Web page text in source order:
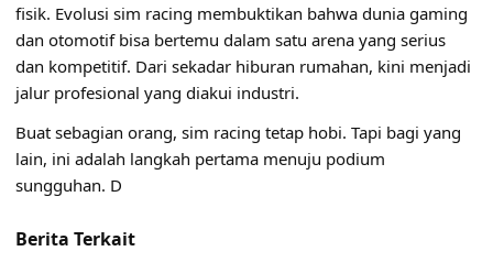
fisik. Evolusi sim racing membuktikan bahwa dunia gaming
dan otomotif bisa bertemu dalam satu arena yang serius
dan kompetitif. Dari sekadar hiburan rumahan, kini menjadi
jalur profesional yang diakui industri.
Buat sebagian orang, sim racing tetap hobi. Tapi bagi yang
lain, ini adalah langkah pertama menuju podium
sungguhan. D
Berita Terkait